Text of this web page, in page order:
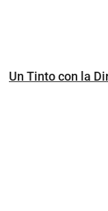
Un Tinto con la